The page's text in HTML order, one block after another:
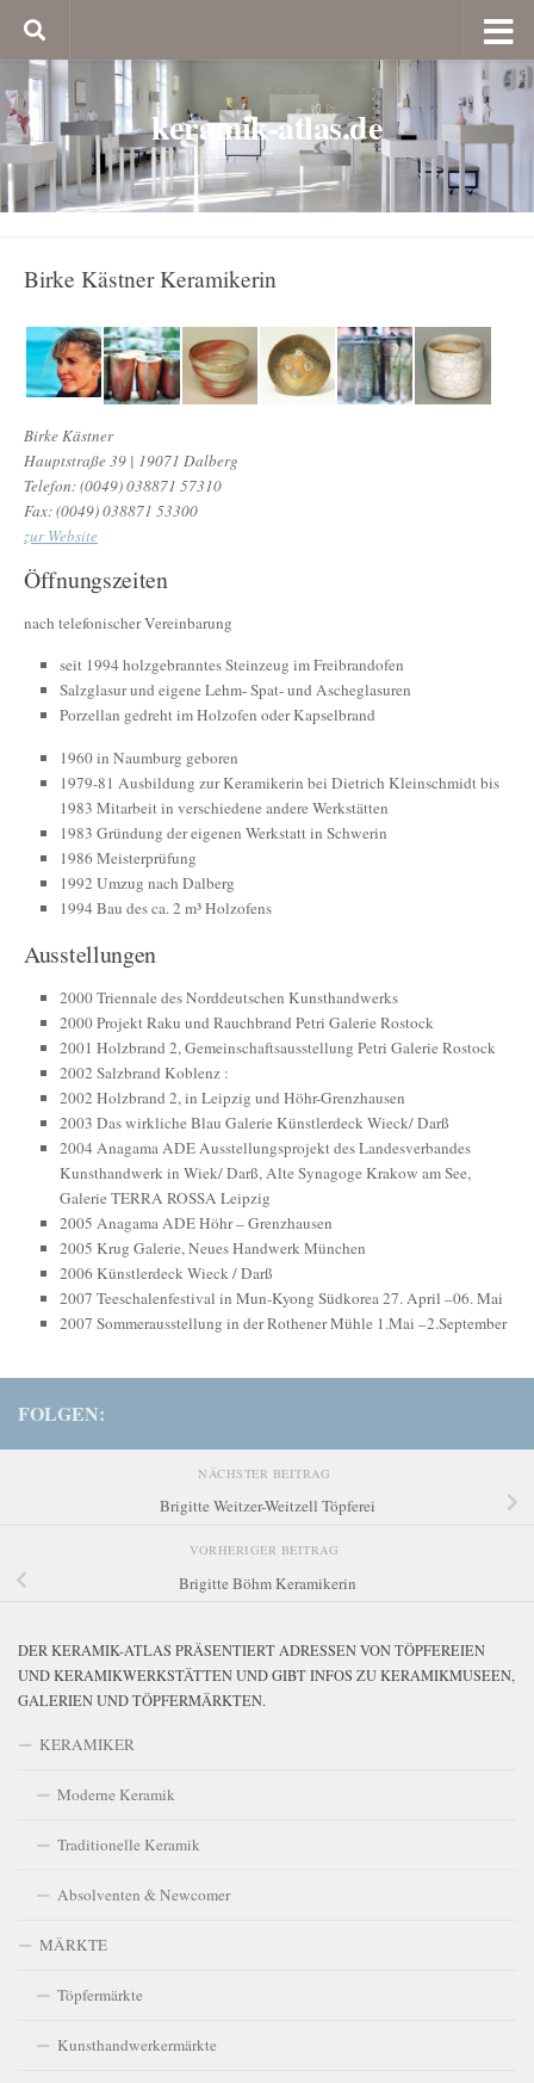
keramik-atlas.de
Birke Kästner Keramikerin
Birke Kästner
Hauptstraße 39 | 19071 Dalberg
Telefon: (0049) 038871 57310
Fax: (0049) 038871 53300
zur Website
Öffnungszeiten
nach telefonischer Vereinbarung
seit 1994 holzgebranntes Steinzeug im Freibrandofen
Salzglasur und eigene Lehm- Spat- und Ascheglasuren
Porzellan gedreht im Holzofen oder Kapselbrand
1960 in Naumburg geboren
1979-81 Ausbildung zur Keramikerin bei Dietrich Kleinschmidt bis
1983 Mitarbeit in verschiedene andere Werkstätten
1983 Gründung der eigenen Werkstatt in Schwerin
1986 Meisterprüfung
1992 Umzug nach Dalberg
1994 Bau des ca. 2 m³ Holzofens
Ausstellungen
2000 Triennale des Norddeutschen Kunsthandwerks
2000 Projekt Raku und Rauchbrand Petri Galerie Rostock
2001 Holzbrand 2, Gemeinschaftsausstellung Petri Galerie Rostock
2002 Salzbrand Koblenz :
2002 Holzbrand 2, in Leipzig und Höhr-Grenzhausen
2003 Das wirkliche Blau Galerie Künstlerdeck Wieck/ Darß
2004 Anagama ADE Ausstellungsprojekt des Landesverbandes
Kunsthandwerk in Wiek/ Darß, Alte Synagoge Krakow am See,
Galerie TERRA ROSSA Leipzig
2005 Anagama ADE Höhr – Grenzhausen
2005 Krug Galerie, Neues Handwerk München
2006 Künstlerdeck Wieck / Darß
2007 Teeschalenfestival in Mun-Kyong Südkorea 27. April –06. Mai
2007 Sommerausstellung in der Rothener Mühle 1.Mai –2.September
FOLGEN:
NÄCHSTER BEITRAG
Brigitte Weitzer-Weitzell Töpferei
VORHERIGER BEITRAG
Brigitte Böhm Keramikerin
DER KERAMIK-ATLAS PRÄSENTIERT ADRESSEN VON TÖPFEREIEN
UND KERAMIKWERKSTÄTTEN UND GIBT INFOS ZU KERAMIKMUSEEN,
GALERIEN UND TÖPFERMÄRKTEN.
KERAMIKER
Moderne Keramik
Traditionelle Keramik
Absolventen & Newcomer
MÄRKTE
Töpfermärkte
Kunsthandwerkermärkte